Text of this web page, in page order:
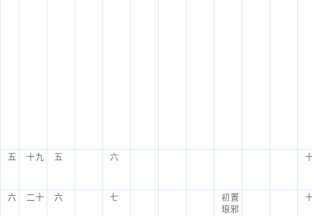
五 十九 五 六
六 二十 六 七
初置
琅邪